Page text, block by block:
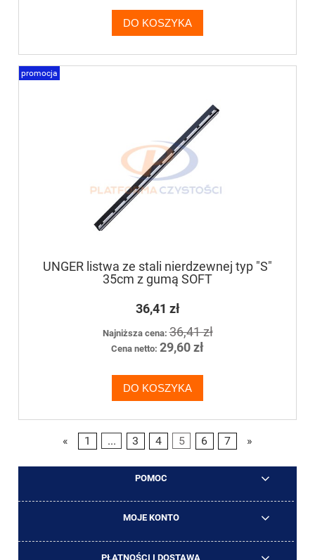
DO KOSZYKA
UNGER listwa ze stali nierdzewnej typ "S"
35cm z gumą SOFT
36,41 zł
Najniższa cena:36,41 zł
Cena netto: 29,60 zł
DO KOSZYKA
promocja
« 1 ... 3 4 5 6 7 »
POMOC
MOJE KONTO
PŁATNOŚCI I DOSTAWA